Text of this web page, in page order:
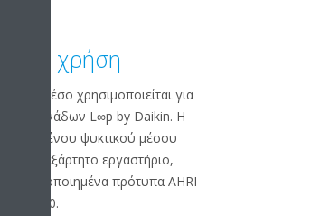
χρήση
μέσο χρησιμοποιείται για
μονάδων L∞p by Daikin. Η
ανακτημένου ψυκτικού μέσου
από ανεξάρτητο εργαστήριο,
τα πιστοποιημένα πρότυπα AHRI
700.